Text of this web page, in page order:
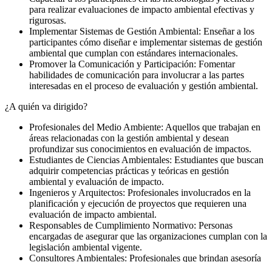
para realizar evaluaciones de impacto ambiental efectivas y
rigurosas.
Implementar Sistemas de Gestión Ambiental: Enseñar a los
participantes cómo diseñar e implementar sistemas de gestión
ambiental que cumplan con estándares internacionales.
Promover la Comunicación y Participación: Fomentar
habilidades de comunicación para involucrar a las partes
interesadas en el proceso de evaluación y gestión ambiental.
¿A quién va dirigido?
Profesionales del Medio Ambiente: Aquellos que trabajan en
áreas relacionadas con la gestión ambiental y desean
profundizar sus conocimientos en evaluación de impactos.
Estudiantes de Ciencias Ambientales: Estudiantes que buscan
adquirir competencias prácticas y teóricas en gestión
ambiental y evaluación de impacto.
Ingenieros y Arquitectos: Profesionales involucrados en la
planificación y ejecución de proyectos que requieren una
evaluación de impacto ambiental.
Responsables de Cumplimiento Normativo: Personas
encargadas de asegurar que las organizaciones cumplan con la
legislación ambiental vigente.
Consultores Ambientales: Profesionales que brindan asesoría